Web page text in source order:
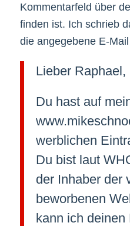
Kommentarfeld über
finden ist. Ich schrieb
die angegebene E-
Lieber Raphael,
Du hast auf
werblichen
Du bist laut
der Inhaber der
beworbenen
kann ich